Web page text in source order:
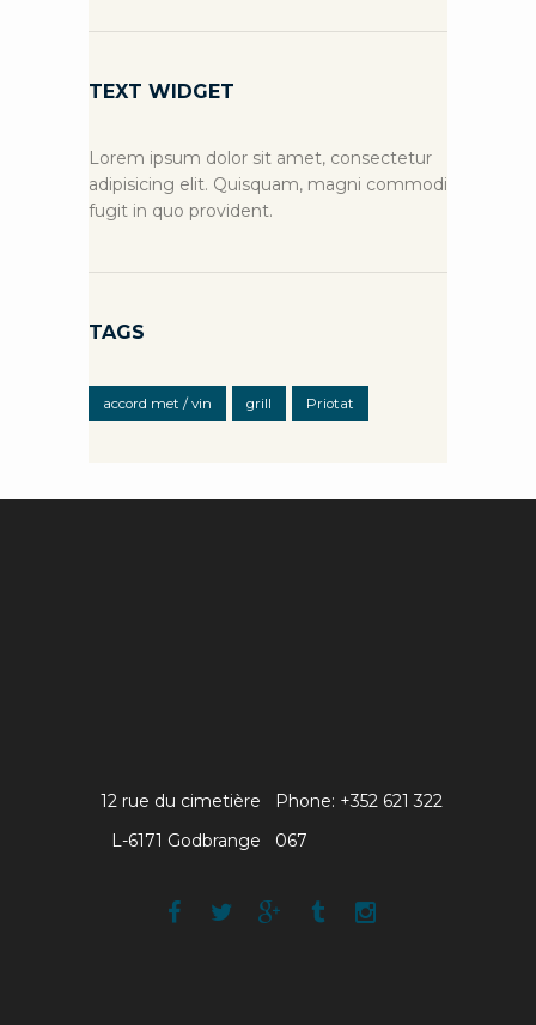
TEXT WIDGET
Lorem ipsum dolor sit amet, consectetur
adipisicing elit. Quisquam, magni commodi
fugit in quo provident.
TAGS
accord met / vin grill Priotat
Phone: +352 621 322
067
12 rue du cimetière
L-6171 Godbrange